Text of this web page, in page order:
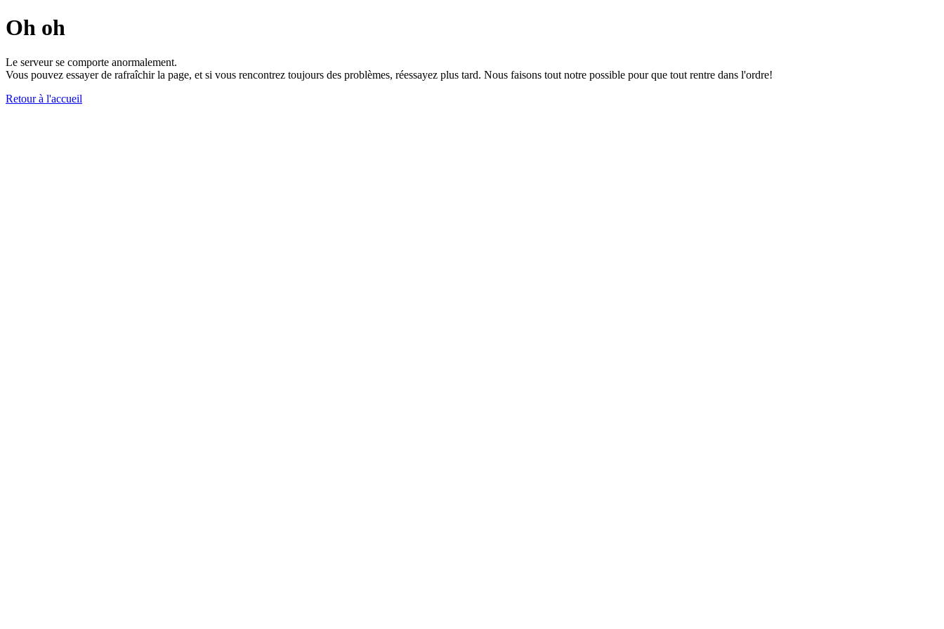
Oh oh
Le serveur se comporte anormalement.
Vous pouvez essayer de rafraîchir la page, et si vous rencontrez toujours des problèmes, réessayez plus tard. Nous faisons tout notre possible pour que tout rentre dans l'ordre!
Retour à l'accueil